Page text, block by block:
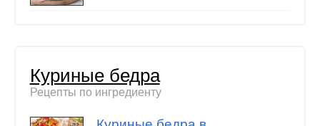
Куриные бедра
Рецепты по ингредиенту